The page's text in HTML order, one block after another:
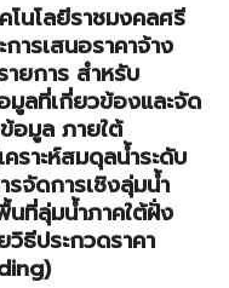
โนโลยีราชมงคลศรี
ารเสนอราคาจ้าง
ายการ สำหรับ
ลที่เกี่ยวข้องและจัด
อมูล ภายใต้
ราะห์สมดุลน้ำระดับ
จัดการเชิงลุ่มน้ำ
ที่ลุ่มน้ำภาคใต้ฝั่ง
ธีประกวดราคา